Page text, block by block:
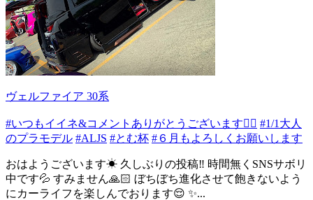
ヴェルファイア 30系
#いつもイイネ&コメントありがとうございます🙇‍♂️ #1/1大人
のプラモデル #ALJS #とむ杯 #６月もよろしくお願いします
おはようございます☀ 久しぶりの投稿‼️ 時間無くSNSサボリ
中です💦 すみません🙏🏻 ぼちぼち進化させて飽きないよう
にカーライフを楽しんでおります😌 ✨...